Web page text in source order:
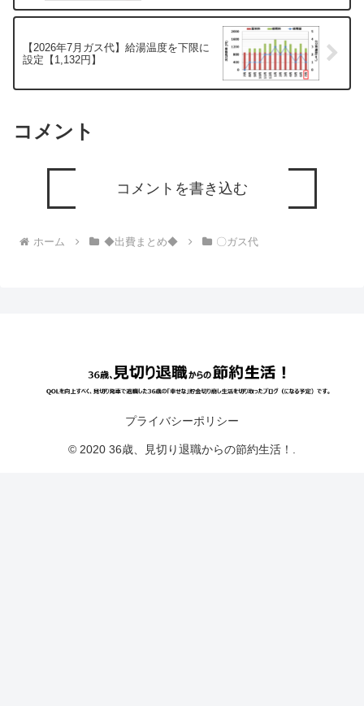
【2026年7月ガス代】給湯温度を下限に
設定【1,132円】
コメント
コメントを書き込む
ホーム ◆出費まとめ◆ 〇ガス代
プライバシーポリシー
© 2020 36歳、見切り退職からの節約生活！.